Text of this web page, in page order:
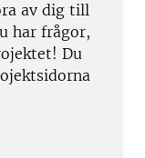
av dig till
har frågor,
Du